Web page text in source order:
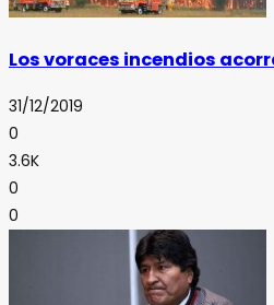
Los voraces incendios
31/12/2019
0
3.6K
0
0